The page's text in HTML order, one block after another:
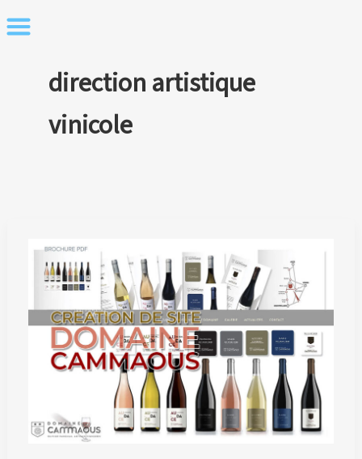
to
direction artistique
vinicole